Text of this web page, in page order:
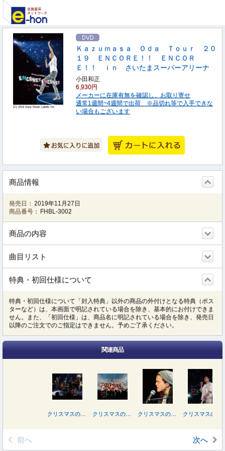
(C) 2019 Sony Music Labels Inc.
Ｋａｚｕｍａｓａ Ｏｄａ Ｔｏｕｒ ２０
１９ ＥＮＣＯＲＥ！！ ＥＮＣＯＲ
Ｅ！！ ｉｎ さいたまスーパーアリーナ
小田和正
6,930円
メーカーに在庫有無を確認し、お取り寄せ
通常1週間~4週間で出荷 ※品切れ等で入手できな
い場合もございます
商品情報
発売日： 2019年11月27日
商品番号：
FHBL-3002
商品の内容
曲目リスト
特典・初回仕様について
特典・初回仕様について「封入特典」以外の商品の外付けとなる特典（ポス
ターなど）は、本画面で明記されている場合を除き、基本的にお付けできま
せん。また、「初回仕様」は、商品名に明記されている場合を除き、発売日
以降のご注文でのご指定はできません。予めご了承ください。
関連商品
前へ 次へ